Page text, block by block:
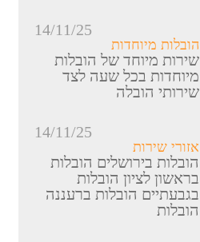
14/11/25
הובלות מיוחדות
שירות מיוחד של הובלות
מיוחדות בכל שעה לצד
שירותי הובלה
14/11/25
אזורי שירות
הובלות בירושלים הובלות
בראשון לציון הובלות
בגבעתיים הובלות ברעננה
הובלות